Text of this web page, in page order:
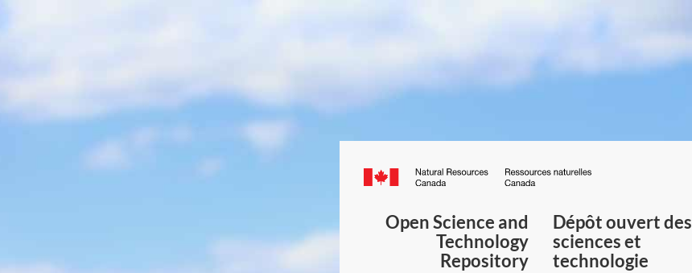
Canada.ca
du
Canada
Open Science and
Technology
Repository
Dépôt ouvert des
sciences et
technologie